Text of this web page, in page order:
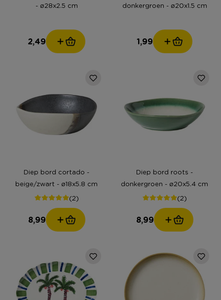
- ø28x2.5 cm
2,49
donkergroen - ø20x1.5 cm
1,99
Diep bord cortado -
beige/zwart - ø18x5.8 cm
(2)
8,99
Diep bord roots -
donkergroen - ø20x5.4 cm
(2)
8,99